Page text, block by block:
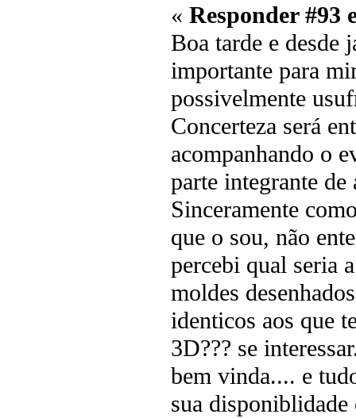
« Responder #93
Boa tarde e desde
importante para
possivelmente
Concerteza será
acompanhando o
parte integrante
Sinceramente
que o sou, não
percebi qual seria
moldes
identicos aos que
3D??? se
bem vinda.... e
sua disponiblidade